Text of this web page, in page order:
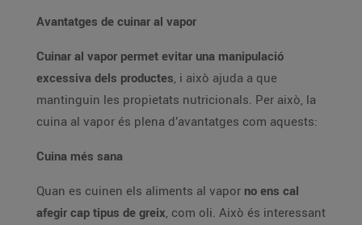
Avantatges de cuinar al vapor
Cuinar al vapor permet evitar una manipulació
excessiva dels productes, i això ajuda a que
mantinguin les propietats nutricionals. Per això, la
cuina al vapor és plena d’avantatges com aquests:
Cuina més sana
Quan es cuinen els aliments al vapor no ens cal
afegir cap tipus de greix, com oli. Això és interessant